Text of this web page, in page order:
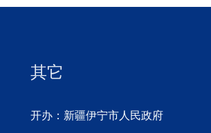
其它
开办：新疆伊宁市人民政府